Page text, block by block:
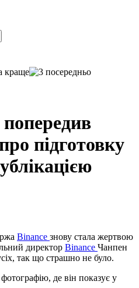
підготовку
Binance знову стала жертвою
директор Binance Чанпен
так що страшно не було.
де він показує у